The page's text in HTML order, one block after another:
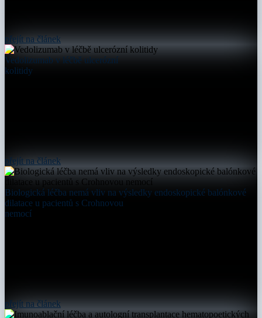
přejít na článek
Vedolizumab v léčbě ulcerózní
kolitidy
přejít na článek
Biologická léčba nemá vliv na výsledky endoskopické balónkové
dilatace u pacientů s Crohnovou
nemocí
přejít na článek